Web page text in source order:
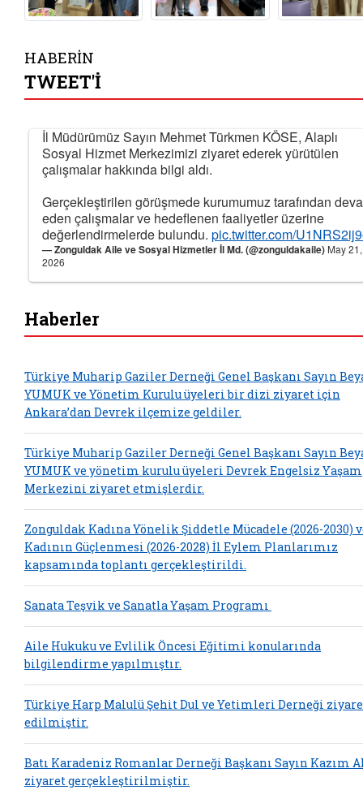
HABERİN
TWEET'İ
İl Müdürümüz Sayın Mehmet Türkmen KÖSE, Alaplı
Sosyal Hizmet Merkezimizi ziyaret ederek yürütülen
çalışmalar hakkında bilgi aldı.
Gerçekleştirilen görüşmede kurumumuz tarafından
eden çalışmalar ve hedeflenen faaliyetler üzerine
değerlendirmelerde bulundu. pic.twitter.com/
— Zonguldak Aile ve Sosyal Hizmetler İl Md. (@zonguldakaile) May 21,
2026
Haberler
Türkiye Muharip Gaziler Derneği Genel Başkanı Sayın
YUMUK ve Yönetim Kurulu üyeleri bir dizi ziyaret için
Ankara’dan Devrek ilçemize geldiler.
Türkiye Muharip Gaziler Derneği Genel Başkanı Sayın
YUMUK ve yönetim kurulu üyeleri Devrek Engelsiz Yaşam
Merkezini ziyaret etmişlerdir.
Zonguldak Kadına Yönelik Şiddetle Mücadele (2026-2030)
Kadının Güçlenmesi (2026-2028) İl Eylem Planlarımız
kapsamında toplantı gerçekleştirildi.
Sanata Teşvik ve Sanatla Yaşam Programı
Aile Hukuku ve Evlilik Öncesi Eğitimi konularında
bilgilendirme yapılmıştır.
Türkiye Harp Malulü Şehit Dul ve Yetimleri Derneği
edilmiştir.
Batı Karadeniz Romanlar Derneği Başkanı Sayın Kazım
ziyaret gerçekleştirilmiştir.